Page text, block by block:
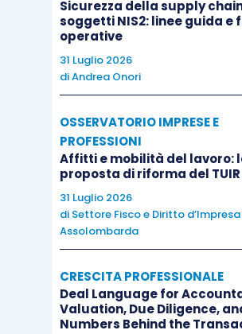
Sicurezza della supply
soggetti NIS2: linee guida e
operative
31 Luglio 2026
diAndrea Onori
OSSERVATORIO IMPRESE E
PROFESSIONI
Affitti e mobilità del lavoro:
proposta di riforma del TUIR
31 Luglio 2026
di Settore Fisco e Diritto
Assolombarda
CRESCITA PROFESSIONALE
Deal Language for
Valuation, Due Diligence,
Numbers Behind the